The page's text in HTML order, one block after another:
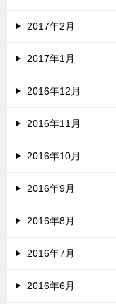
2017年2月
2017年1月
2016年12月
2016年11月
2016年10月
2016年9月
2016年8月
2016年7月
2016年6月